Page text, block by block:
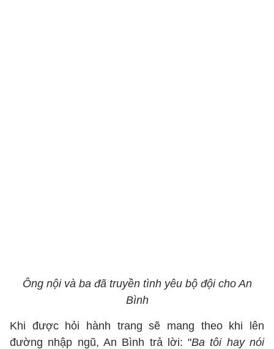
Ông nội và ba đã truyền tình yêu bộ đội cho An
Bình
Khi được hỏi hành trang sẽ mang theo khi lên
đường nhập ngũ, An Bình trả lời: "Ba tôi hay nói